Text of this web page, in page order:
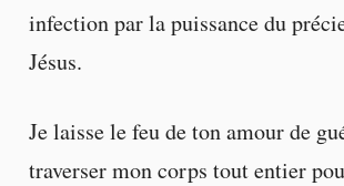
infection par la puissance du
Jésus.
Je laisse le feu de ton amour de
traverser mon corps tout entier